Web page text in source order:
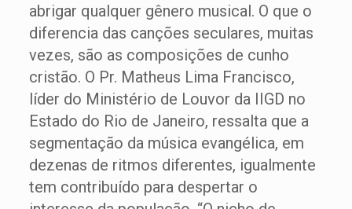
abrigar qualquer gênero musical. O que o
diferencia das canções seculares, muitas
vezes, são as composições de cunho
cristão. O Pr. Matheus Lima Francisco,
líder do Ministério de Louvor da IIGD no
Estado do Rio de Janeiro, ressalta que a
segmentação da música evangélica, em
dezenas de ritmos diferentes, igualmente
tem contribuído para despertar o